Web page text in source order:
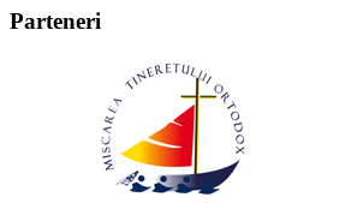
Parteneri